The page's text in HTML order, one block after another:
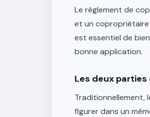
Le règlement de
et un copropriétaire
est essentiel de
bonne application.
Les deux
Traditionnellement,
figurer dans un